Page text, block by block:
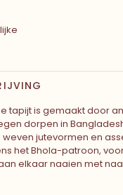
tapijt is gemaakt door
dorpen in
weven jutevormen en
het Bhola-patroon,
elkaar naaien met